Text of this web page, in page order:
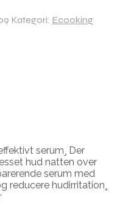
Kategori: Ecooking
serum¸ Der
hud natten over
serum med
reducere hudirritation¸